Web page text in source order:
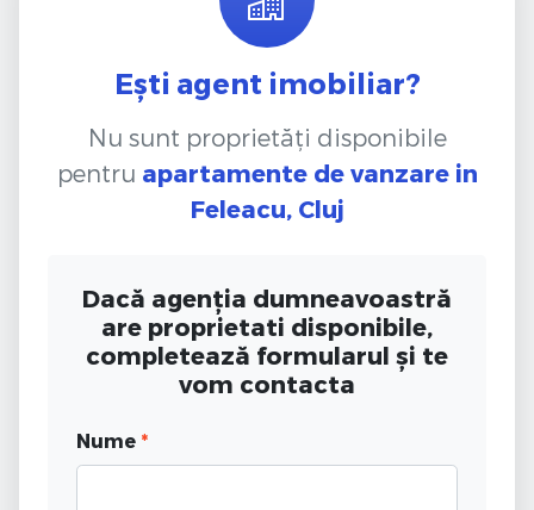
Ești agent imobiliar?
Nu sunt proprietăți disponibile
pentru apartamente de vanzare in
Feleacu, Cluj
Dacă agenția dumneavoastră
are proprietati disponibile,
completează formularul și te
vom contacta
Nume *